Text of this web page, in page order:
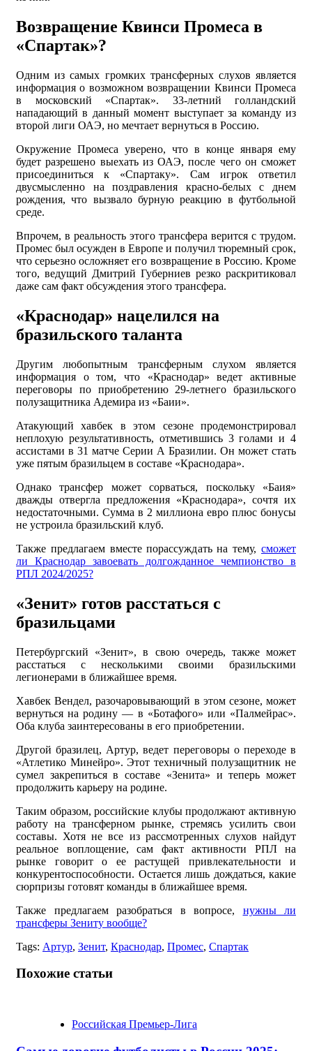
Возвращение Квинси Промеса в
«Спартак»?
Одним из самых громких трансферных слухов является
информация о возможном возвращении Квинси Промеса
в московский «Спартак». 33-летний голландский
нападающий в данный момент выступает за команду из
второй лиги ОАЭ, но мечтает вернуться в Россию.
Окружение Промеса уверено, что в конце января ему
будет разрешено выехать из ОАЭ, после чего он сможет
присоединиться к «Спартаку». Сам игрок ответил
двусмысленно на поздравления красно-белых с днем
рождения, что вызвало бурную реакцию в футбольной
среде.
Впрочем, в реальность этого трансфера верится с трудом.
Промес был осужден в Европе и получил тюремный срок,
что серьезно осложняет его возвращение в Россию. Кроме
того, ведущий Дмитрий Губерниев резко раскритиковал
даже сам факт обсуждения этого трансфера.
«Краснодар» нацелился на
бразильского таланта
Другим любопытным трансферным слухом является
информация о том, что «Краснодар» ведет активные
переговоры по приобретению 29-летнего бразильского
полузащитника Адемира из «Баии».
Атакующий хавбек в этом сезоне продемонстрировал
неплохую результативность, отметившись 3 голами и 4
ассистами в 31 матче Серии А Бразилии. Он может стать
уже пятым бразильцем в составе «Краснодара».
Однако трансфер может сорваться, поскольку «Баия»
дважды отвергла предложения «Краснодара», сочтя их
недостаточными. Сумма в 2 миллиона евро плюс бонусы
не устроила бразильский клуб.
Также предлагаем вместе порассуждать на тему, сможет
ли Краснодар завоевать долгожданное чемпионство в
РПЛ 2024/2025?
«Зенит» готов расстаться с
бразильцами
Петербургский «Зенит», в свою очередь, также может
расстаться с несколькими своими бразильскими
легионерами в ближайшее время.
Хавбек Вендел, разочаровывающий в этом сезоне, может
вернуться на родину — в «Ботафого» или «Палмейрас».
Оба клуба заинтересованы в его приобретении.
Другой бразилец, Артур, ведет переговоры о переходе в
«Атлетико Минейро». Этот техничный полузащитник не
сумел закрепиться в составе «Зенита» и теперь может
продолжить карьеру на родине.
Таким образом, российские клубы продолжают активную
работу на трансферном рынке, стремясь усилить свои
составы. Хотя не все из рассмотренных слухов найдут
реальное воплощение, сам факт активности РПЛ на
рынке говорит о ее растущей привлекательности и
конкурентоспособности. Остается лишь дождаться, какие
сюрпризы готовят команды в ближайшее время.
Также предлагаем разобраться в вопросе, нужны ли
трансферы Зениту вообще?
Tags: Артур, Зенит, Краснодар, Промес, Спартак
Похожие статьи
Российская Премьер-Лига